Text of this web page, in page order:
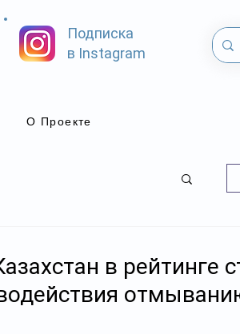
Подписка
в Instagram
О Проекте
в рейтинге